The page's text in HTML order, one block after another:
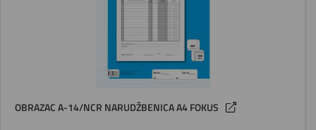
OBRAZAC A-14/NCR NARUDŽBENICA A4 FOKUS